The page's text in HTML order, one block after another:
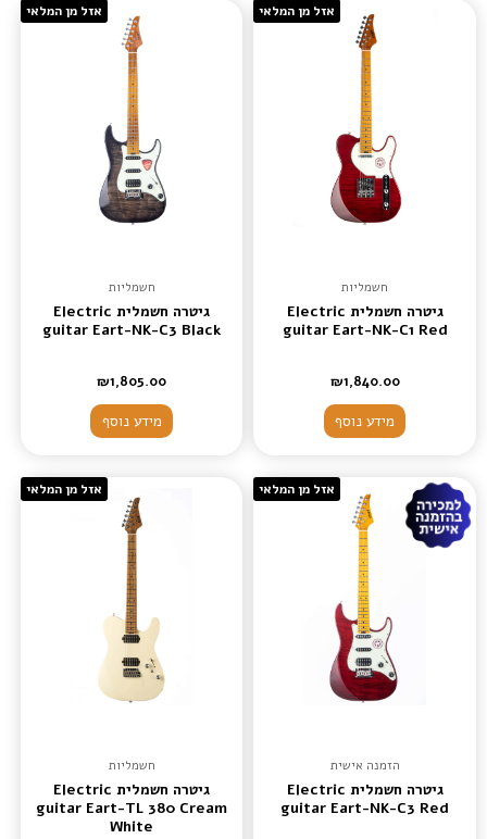
אזל מן המלאי
חשמליות
גיטרה חשמלית Electric
guitar Eart-NK-C1 Red
₪1,840.00
מידע נוסף
אזל מן המלאי
חשמליות
גיטרה חשמלית Electric
guitar Eart-NK-C3 Black
₪1,805.00
מידע נוסף
אזל מן המלאי
הזמנה אישית
גיטרה חשמלית Electric
guitar Eart-NK-C3 Red
אזל מן המלאי
חשמליות
גיטרה חשמלית Electric
guitar Eart-TL 380 Cream
White